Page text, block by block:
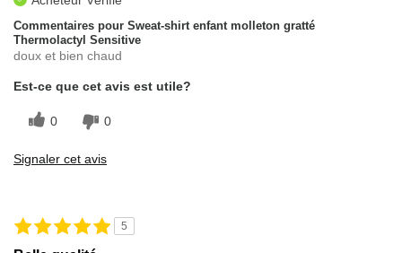
Commentaires pour Sweat-shirt enfant molleton gratté
Thermolactyl Sensitive
doux et bien chaud
Est-ce que cet avis est utile?
0 0
Signaler cet avis
5